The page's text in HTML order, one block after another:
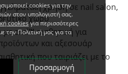
χρήση σε nail salon,
χώρο
cnd™ αισθητική για
και αξεσουάρ
που ταιριάζει με το
cookies για την
στον υπολογιστή σας.
cookiesγια περισσότερες
την Πολιτική μας για τα
Προσαρμογή